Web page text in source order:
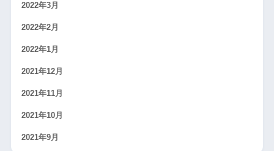
2022年3月
2022年2月
2022年1月
2021年12月
2021年11月
2021年10月
2021年9月